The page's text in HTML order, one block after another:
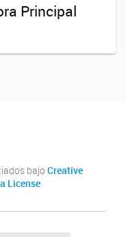
Principal
bajo Creative
License